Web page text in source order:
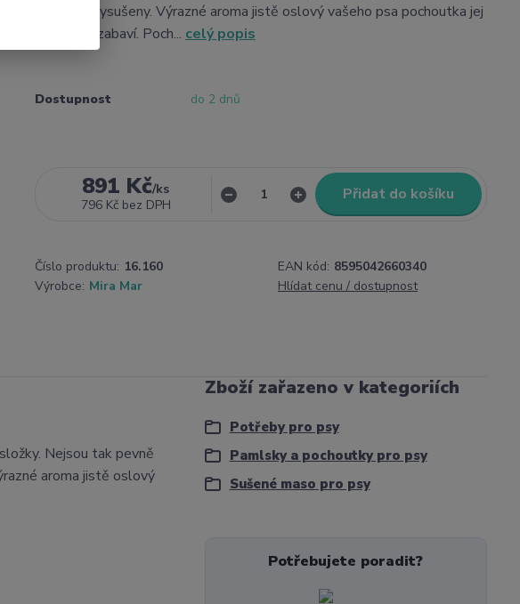
pojiven a vysušeny. Výrazné aroma jistě oslový vašeho psa pochoutka jej
i na chvíly zabaví. Poch... celý popis
Dostupnost do 2 dnů
891 Kč/ks
796 Kč bez DPH
Přidat do košíku
Číslo produktu: 16.160 EAN kód: 8595042660340
Výrobce: Mira Mar Hlídat cenu / dostupnost
Nejsou tak pevně
aroma jistě oslový
Zboží zařazeno v kategoriích
Potřeby pro psy
Pamlsky a pochoutky pro psy
Sušené maso pro psy
Potřebujete poradit?